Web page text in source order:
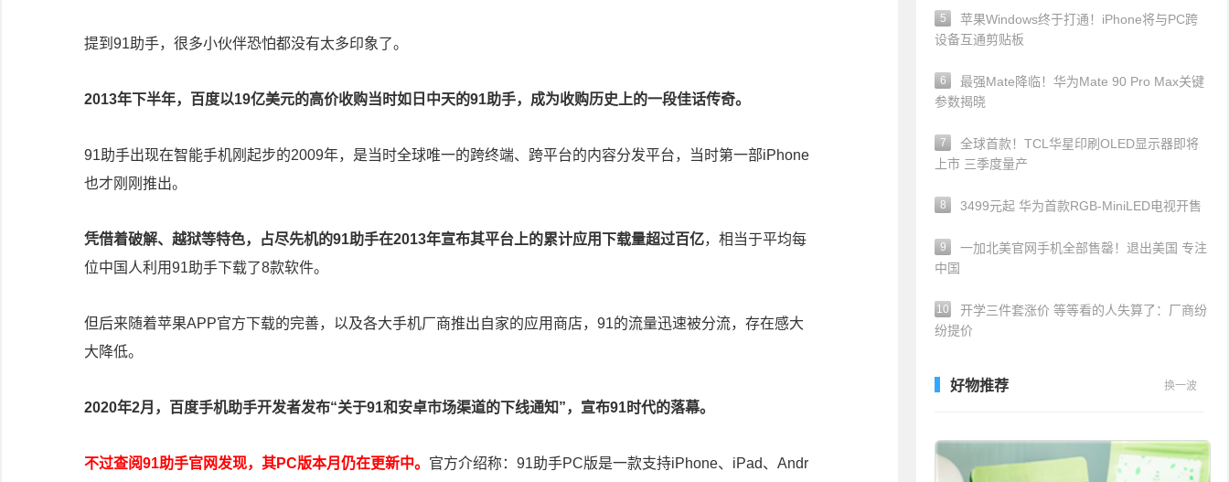
提到91助手，很多小伙伴恐怕都没有太多印象了。
2013年下半年，百度以19亿美元的高价收购当时如日中天的91助手，成为收购历史上的一段佳话传奇。
91助手出现在智能手机刚起步的2009年，是当时全球唯一的跨终端、跨平台的内容分发平台，当时第一部iPhone
也才刚刚推出。
凭借着破解、越狱等特色，占尽先机的91助手在2013年宣布其平台上的累计应用下载量超过百亿，相当于平均每
位中国人利用91助手下载了8款软件。
但后来随着苹果APP官方下载的完善，以及各大手机厂商推出自家的应用商店，91的流量迅速被分流，存在感大
大降低。
2020年2月，百度手机助手开发者发布“关于91和安卓市场渠道的下线通知”，宣布91时代的落幕。
不过查阅91助手官网发现，其PC版本月仍在更新中。 官方介绍称：91助手PC版是一款支持iPhone、iPad、Andr
5
苹果Windows终于打通！iPhone将与PC跨
设备互通剪贴板
6
最强Mate降临！华为Mate 90 Pro Max关键
参数揭晓
7
全球首款！TCL华星印刷OLED显示器即将
上市 三季度量产
8 3499元起 华为首款RGB-MiniLED电视开售
9
一加北美官网手机全部售罄！退出美国 专注
中国
10
开学三件套涨价 等等看的人失算了：厂商纷
纷提价
好物推荐 换一波